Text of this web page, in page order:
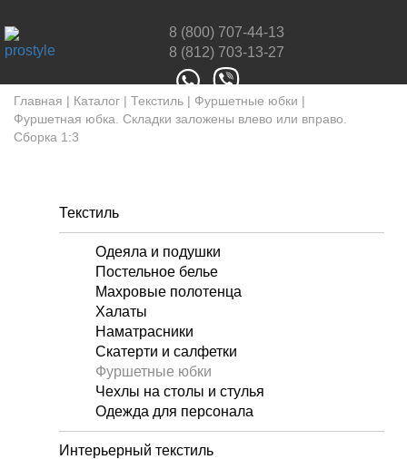
8 (800) 707-44-13
8 (812) 703-13-27
Главная | Каталог | Текстиль | Фуршетные юбки |
Фуршетная юбка. Складки заложены влево или вправо.
Сборка 1:3
Текстиль
Одеяла и подушки
Постельное белье
Махровые полотенца
Халаты
Наматрасники
Скатерти и салфетки
Фуршетные юбки
Чехлы на столы и стулья
Одежда для персонала
Интерьерный текстиль